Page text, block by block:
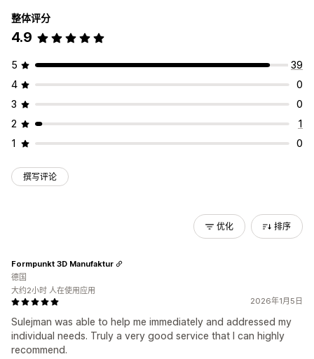
整体评分
4.9
5
39
4
0
3
0
2
1
1
0
撰写评论
优化 排序
2026年1月5日
Sulejman was able to help me immediately and addressed my
individual needs. Truly a very good service that I can highly
recommend.
Formpunkt 3D Manufaktur
德国
大约2小时 人在使用应用